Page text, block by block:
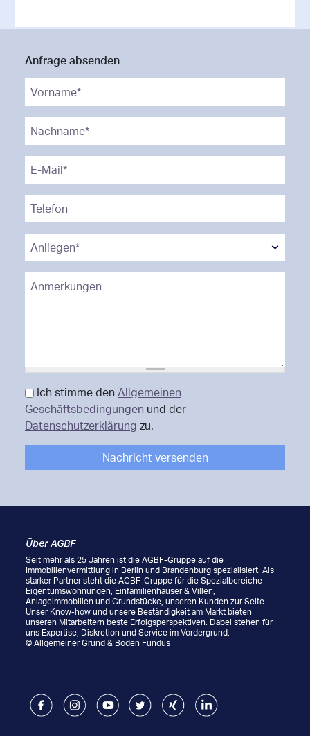
Anfrage absenden
Vorname**
Nachname**
E-Mail**
Telefon
Anliegen**
Anmerkungen
Datenschutz Bestätigung*
Ich stimme den Allgemeinen
Geschäftsbedingungen und der
Datenschutzerklärung zu.
Über AGBF
Seit mehr als 25 Jahren ist die AGBF-Gruppe auf die
Immobilienvermittlung in Berlin und Brandenburg spezialisiert. Als
starker Partner steht die AGBF-Gruppe für die Spezialbereiche
Eigentumswohnungen, Einfamilienhäuser & Villen,
Anlageimmobilien und Grundstücke, unseren Kunden zur Seite.
Unser Know-how und unsere Beständigkeit am Markt bieten
unseren Mitarbeitern beste Erfolgsperspektiven. Dabei stehen für
uns Expertise, Diskretion und Service im Vordergrund.
© Allgemeiner Grund & Boden Fundus
FacebookInstagramYoutube Twitter Xing LinkedIn